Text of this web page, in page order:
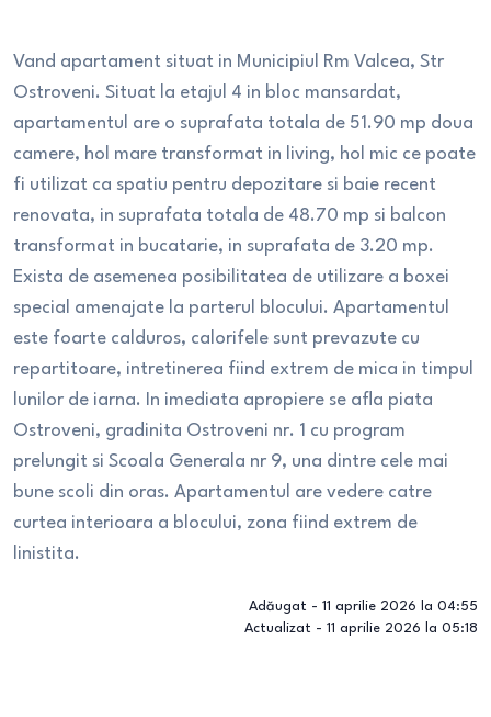
Vand apartament situat in Municipiul Rm Valcea, Str
Ostroveni. Situat la etajul 4 in bloc mansardat,
apartamentul are o suprafata totala de 51.90 mp doua
camere, hol mare transformat in living, hol mic ce poate
fi utilizat ca spatiu pentru depozitare si baie recent
renovata, in suprafata totala de 48.70 mp si balcon
transformat in bucatarie, in suprafata de 3.20 mp.
Exista de asemenea posibilitatea de utilizare a boxei
special amenajate la parterul blocului. Apartamentul
este foarte calduros, calorifele sunt prevazute cu
repartitoare, intretinerea fiind extrem de mica in timpul
lunilor de iarna. In imediata apropiere se afla piata
Ostroveni, gradinita Ostroveni nr. 1 cu program
prelungit si Scoala Generala nr 9, una dintre cele mai
bune scoli din oras. Apartamentul are vedere catre
curtea interioara a blocului, zona fiind extrem de
linistita.
Adăugat - 11 aprilie 2026 la 04:55
Actualizat - 11 aprilie 2026 la 05:18